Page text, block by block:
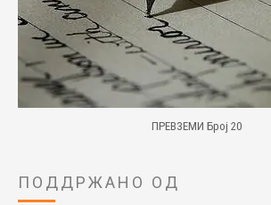
ПРЕВЗЕМИ Број 20
ПОДДРЖАНО ОД